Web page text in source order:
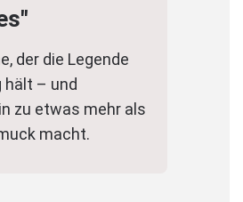
der die Legende
hält – und
zu etwas mehr als
macht.